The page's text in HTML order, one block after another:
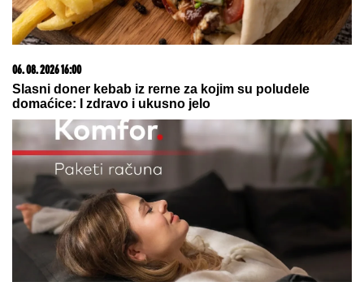
06. 08. 2026 16:00
Slasni doner kebab iz rerne za kojim su poludele
domaćice: I zdravo i ukusno jelo